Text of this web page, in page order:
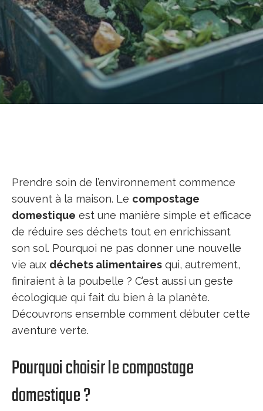
Prendre soin de l’environnement commence
souvent à la maison. Le compostage
domestique est une manière simple et efficace
de réduire ses déchets tout en enrichissant
son sol. Pourquoi ne pas donner une nouvelle
vie aux déchets alimentaires qui, autrement,
finiraient à la poubelle ? C’est aussi un geste
écologique qui fait du bien à la planète.
Découvrons ensemble comment débuter cette
aventure verte.
Pourquoi choisir le compostage
domestique ?